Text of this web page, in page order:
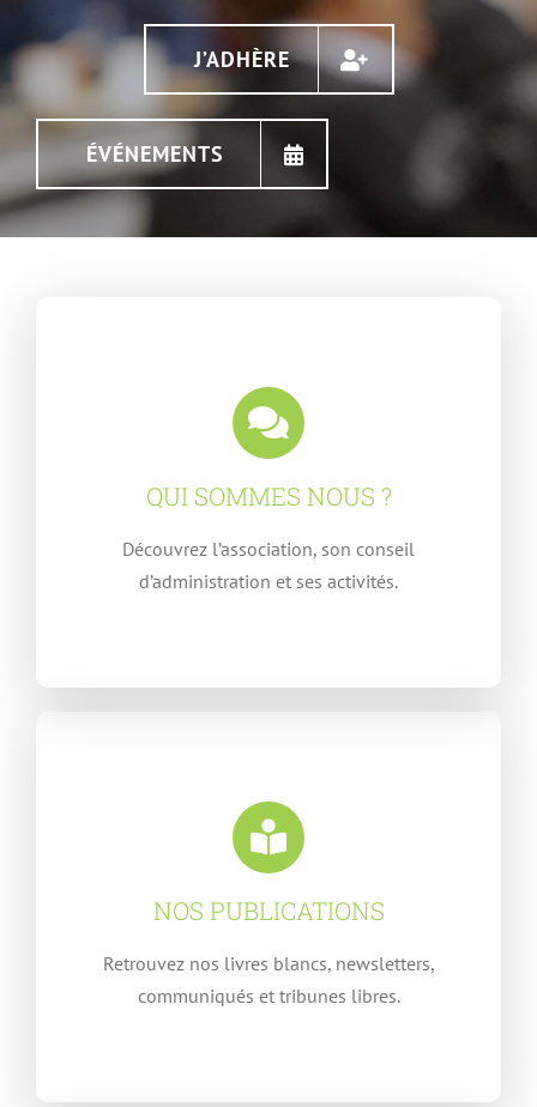
J’ADHÈRE
ÉVÉNEMENTS
QUI SOMMES NOUS ?
Découvrez l’association, son conseil
d’administration et ses activités.
NOS PUBLICATIONS
Retrouvez nos livres blancs, newsletters,
communiqués et tribunes libres.